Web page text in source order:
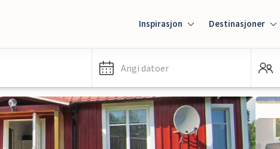
Inspirasjon Destinasjoner
Angi datoer